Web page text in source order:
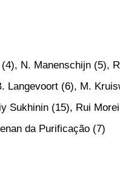
N. Manenschijn (5),
Langevoort (6), M.
Sukhinin (15), Rui
da Purificação (7)